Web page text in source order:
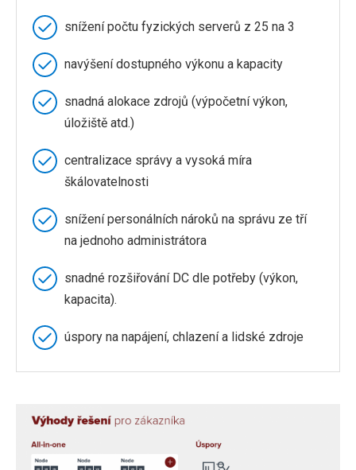
snížení počtu fyzických serverů z 25 na 3
navýšení dostupného výkonu a kapacity
snadná alokace zdrojů (výpočetní výkon,
úložiště atd.)
centralizace správy a vysoká míra
škálovatelnosti
snížení personálních nároků na správu ze tří
na jednoho administrátora
snadné rozšiřování DC dle potřeby (výkon,
kapacita).
úspory na napájení, chlazení a lidské zdroje